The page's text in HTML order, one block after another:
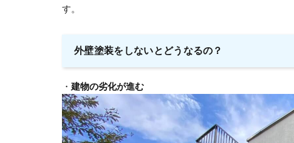
す。
外壁塗装をしないとどうなるの？
・ 建物の劣化が進む